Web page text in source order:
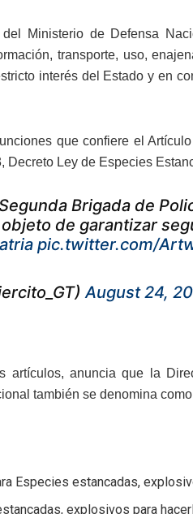
Ministerio de Defensa
transporte, uso,
interés del Estado y en
que confiere el
Decreto Ley de Especies
Brigada de
de garantizar
pic.twitter.com/
August 24,
anuncia que la
también se denomina como
Especies estancadas,
explosivos para